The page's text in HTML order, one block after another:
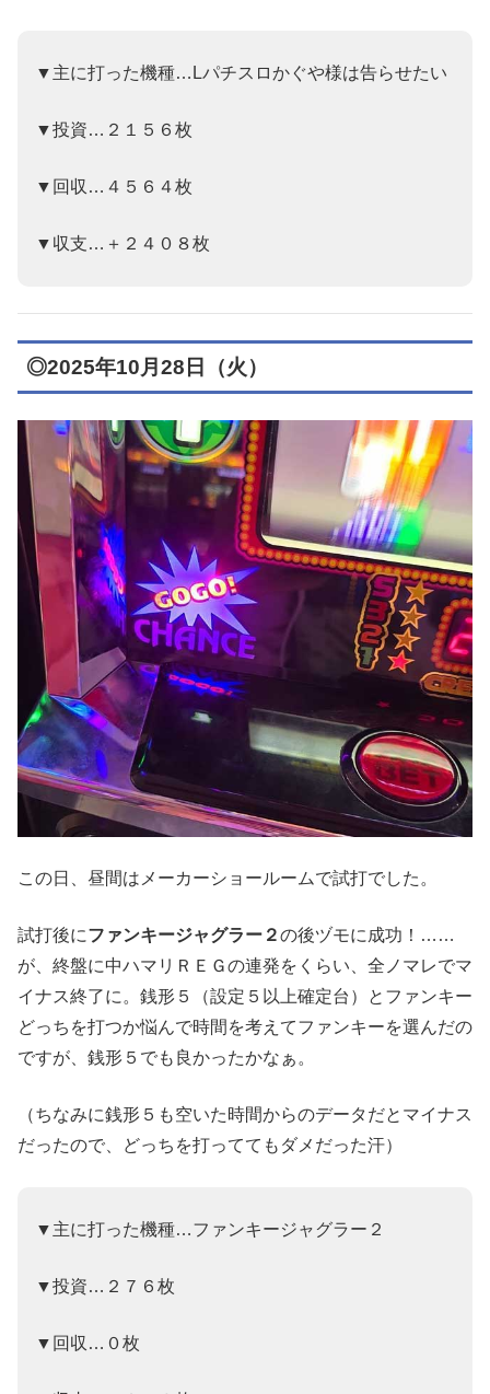
▼主に打った機種…Lパチスロかぐや様は告らせたい
▼投資…２１５６枚
▼回収…４５６４枚
▼収支…＋２４０８枚
◎2025年10月28日（火）
この日、昼間はメーカーショールームで試打でした。
試打後にファンキージャグラー２の後ヅモに成功！……
が、終盤に中ハマリＲＥＧの連発をくらい、全ノマレでマ
イナス終了に。銭形５（設定５以上確定台）とファンキー
どっちを打つか悩んで時間を考えてファンキーを選んだの
ですが、銭形５でも良かったかなぁ。
（ちなみに銭形５も空いた時間からのデータだとマイナス
だったので、どっちを打っててもダメだった汗）
▼主に打った機種…ファンキージャグラー２
▼投資…２７６枚
▼回収…０枚